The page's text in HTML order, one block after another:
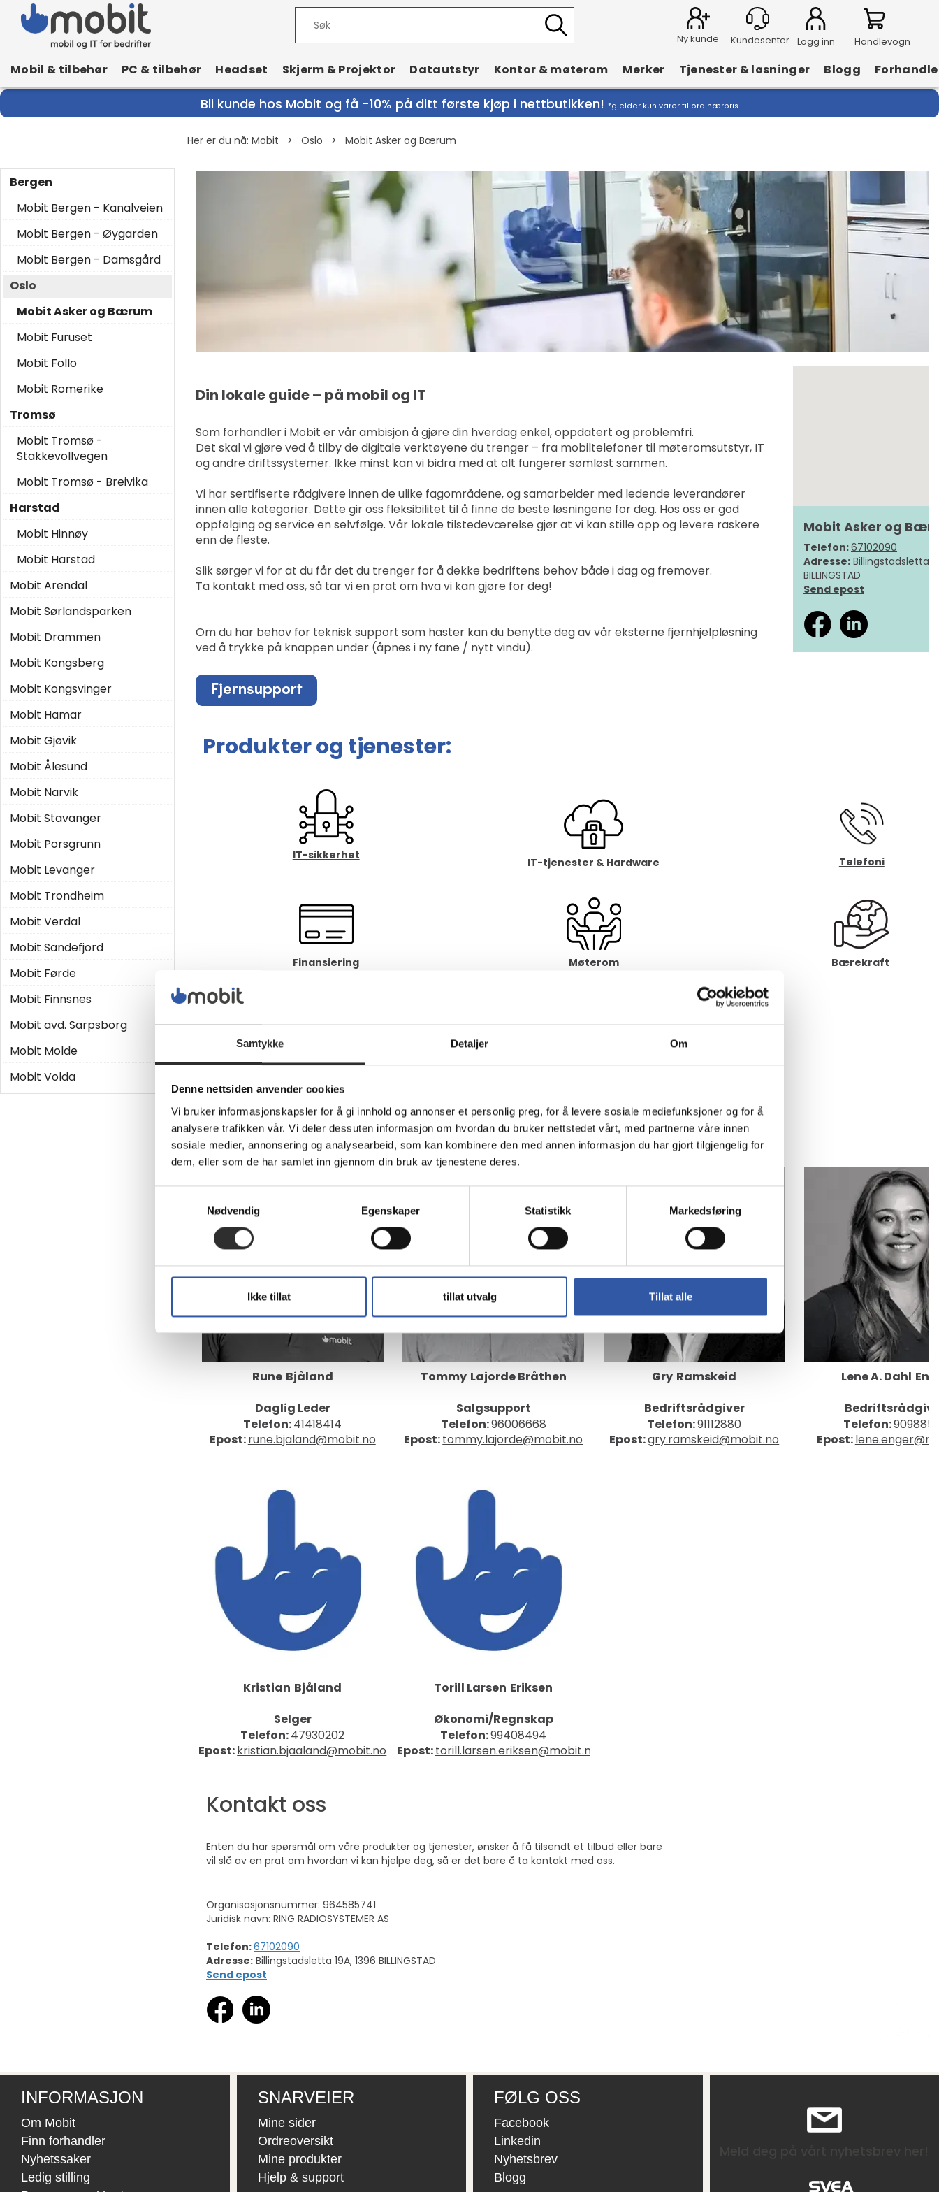
Samtykke Detaljer Om
Denne nettsiden anvender cookies
Vi bruker informasjonskapsler for å gi innhold og annonser et personlig preg, for å levere sosiale mediefunksjoner og for å
analysere trafikken vår. Vi deler dessuten informasjon om hvordan du bruker nettstedet vårt, med partnerne våre innen
sosiale medier, annonsering og analysearbeid, som kan kombinere den med annen informasjon du har gjort tilgjengelig for
dem, eller som de har samlet inn gjennom din bruk av tjenestene deres.
Nødvendig
Egenskaper Statistikk Markedsføring
Ikke tillat tillat utvalg Tillat alle
Ny kunde Logg inn Handlevogn
Mobil & tilbehør PC & tilbehør Headset Skjerm & Projektor Datautstyr Kontor & møterom Merker Tjenester & løsninger Blogg
Bli kunde hos Mobit og få -10% på ditt første kjøp i nettbutikken! *gjelder kun varer til ordinærpris
Her er du nå: Mobit > Oslo > Mobit Asker og Bærum
Bergen
Mobit Bergen - Kanalveien
Mobit Bergen - Øygarden
Mobit Bergen - Damsgård
Oslo
Mobit Asker og Bærum
Mobit Furuset
Mobit Follo
Mobit Romerike
Tromsø
Mobit Tromsø -
Stakkevollvegen
Mobit Tromsø - Breivika
Harstad
Mobit Hinnøy
Mobit Harstad
Mobit Arendal
Mobit Sørlandsparken
Mobit Drammen
Mobit Kongsberg
Mobit Kongsvinger
Mobit Hamar
Mobit Gjøvik
Mobit Ålesund
Mobit Narvik
Mobit Stavanger
Mobit Porsgrunn
Mobit Levanger
Mobit Trondheim
Mobit Verdal
Mobit Sandefjord
Mobit Førde
Mobit Finnsnes
Mobit avd. Sarpsborg
Mobit Molde
Mobit Volda
Din lokale guide – på mobil og IT
Som forhandler i Mobit er vår ambisjon å gjøre din hverdag enkel, oppdatert og problemfri.
Det skal vi gjøre ved å tilby de digitale verktøyene du trenger – fra mobiltelefoner til møteromsutstyr, IT
og andre driftssystemer. Ikke minst kan vi bidra med at alt fungerer sømløst sammen.
Vi har sertifiserte rådgivere innen de ulike fagområdene, og samarbeider med ledende leverandører
innen alle kategorier. Dette gir oss fleksibilitet til å finne de beste løsningene for deg. Hos oss er god
oppfølging og service en selvfølge. Vår lokale tilstedeværelse gjør at vi kan stille opp og levere raskere
enn de fleste.
Slik sørger vi for at du får det du trenger for å dekke bedriftens behov både i dag og fremover.
Ta kontakt med oss, så tar vi en prat om hva vi kan gjøre for deg!
Om du har behov for teknisk support som haster kan du benytte deg av vår eksterne fjernhjelpløsning
ved å trykke på knappen under (åpnes i ny fane / nytt vindu).
Mobit Asker og
Telefon:67102090
Adresse: Billingstadsletta
BILLINGSTAD
Send epost
Produkter og tjenester:
IT-sikkerhet
IT-tjenester & Hardware Telefoni
Finansiering Møterom Bærekraft
Digital Signage
Møt våre ansatte:
Rune Bjåland
Daglig Leder
Telefon:41418414
Epost:rune.bjaland@mobit.no
Tommy Lajorde Bråthen
Salgsupport
Telefon:96006668
Epost:tommy.lajorde@mobit.no
Gry Ramskeid
Bedriftsrådgiver
Telefon:91112880
Epost:gry.ramskeid@mobit.no
Lene A. Dahl
Telefon:
Epost:
Kristian Bjåland
Selger
Telefon:47930202
Epost:kristian.bjaaland@mobit.no
Torill Larsen Eriksen
Økonomi/Regnskap
Telefon:99408494
Epost:torill.larsen.eriksen@mobit.no
Kontakt oss
Enten du har spørsmål om våre produkter og tjenester, ønsker å få tilsendt et tilbud eller bare
vil slå av en prat om hvordan vi kan hjelpe deg, så er det bare å ta kontakt med oss.
Organisasjonsnummer: 964585741
Juridisk navn: RING RADIOSYSTEMER AS
Telefon:67102090
Adresse: Billingstadsletta 19A, 1396 BILLINGSTAD
Send epost
INFORMASJON
Om Mobit
Finn forhandler
Nyhetssaker
Ledig stilling
SNARVEIER
Mine sider
Ordreoversikt
Mine produkter
Hjelp & support
FØLG OSS
Facebook
Linkedin
Nyhetsbrev
Blogg